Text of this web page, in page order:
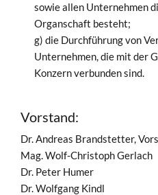
sowie allen Unternehmen
Organschaft besteht;
g) die Durchführung von
Unternehmen, die mit der
Konzern verbunden sind.
Vorstand:
Dr. Andreas Brandstetter,
Mag. Wolf-Christoph Gerlach
Dr. Peter Humer
Dr. Wolfgang Kindl